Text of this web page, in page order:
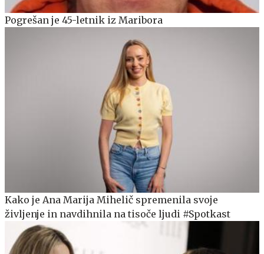
Pogrešan je 45-letnik iz Maribora
Kako je Ana Marija Mihelič spremenila svoje
življenje in navdihnila na tisoče ljudi #Spotkast